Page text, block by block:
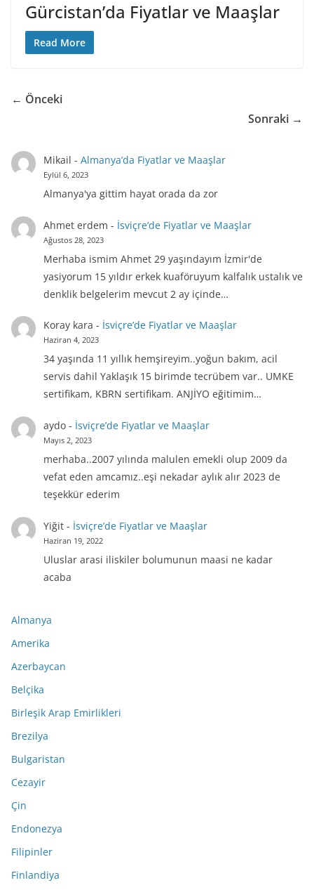
Gürcistan’da Fiyatlar ve Maaşlar
Read More
← Önceki
Sonraki →
Mikail - Almanya’da Fiyatlar ve Maaşlar
Eylül 6, 2023
Almanya'ya gittim hayat orada da zor
Ahmet erdem - İsviçre’de Fiyatlar ve Maaşlar
Ağustos 28, 2023
Merhaba ismim Ahmet 29 yaşındayım İzmir'de
yasiyorum 15 yıldır erkek kuaföruyum kalfalık ustalık ve
denklik belgelerim mevcut 2 ay içinde…
Koray kara - İsviçre’de Fiyatlar ve Maaşlar
Haziran 4, 2023
34 yaşında 11 yıllık hemşireyim..yoğun bakım, acil
servis dahil Yaklaşık 15 birimde tecrübem var.. UMKE
sertifikam, KBRN sertifikam. ANJİYO eğitimim…
aydo- İsviçre’de Fiyatlar ve Maaşlar
Mayıs 2, 2023
merhaba..2007 yılında malulen emekli olup 2009 da
vefat eden amcamız..eşi nekadar aylık alır 2023 de
teşekkür ederim
Yiğit- İsviçre’de Fiyatlar ve Maaşlar
Haziran 19, 2022
Uluslar arasi iliskiler bolumunun maasi ne kadar
acaba
Almanya
Amerika
Azerbaycan
Belçika
Birleşik Arap Emirlikleri
Brezilya
Bulgaristan
Cezayir
Çin
Endonezya
Filipinler
Finlandiya